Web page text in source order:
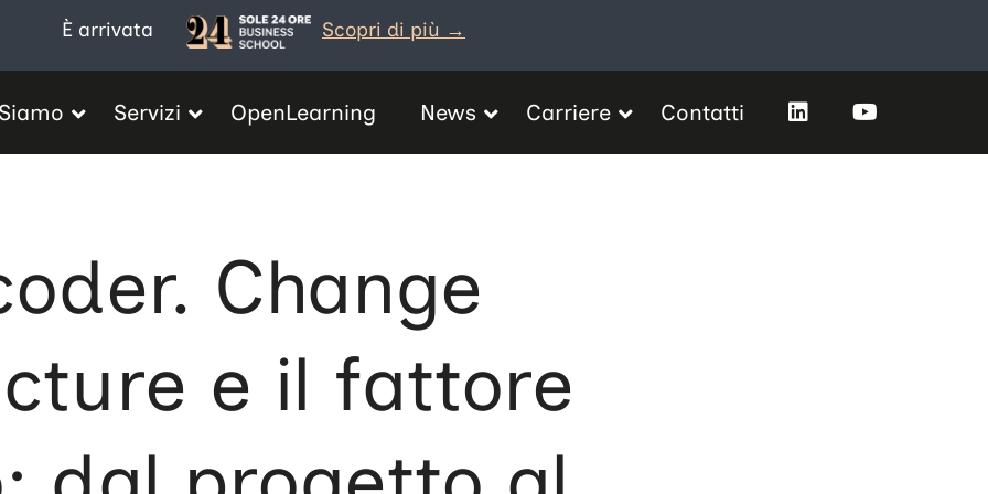
È arrivata Scopri di più →
Servizi OpenLearning News Carriere Contatti
Change
e il fattore